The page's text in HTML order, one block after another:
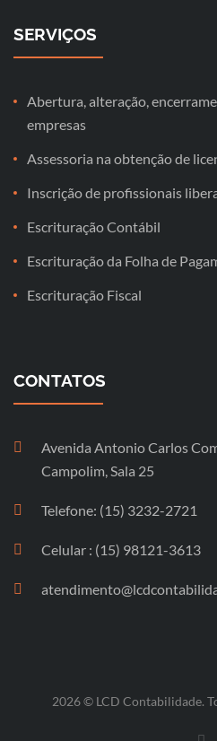
SERVIÇOS
Abertura, alteração,
empresas
Assessoria na obtenção de
Inscrição de profissionais
Escrituração Contábil
Escrituração da Folha de
Escrituração Fiscal
CONTATOS
Avenida Antonio Carlos
Campolim, Sala 25
Telefone: (15) 3232-2721
Celular : (15) 98121-3613
2026 © LCD Contabilidade.